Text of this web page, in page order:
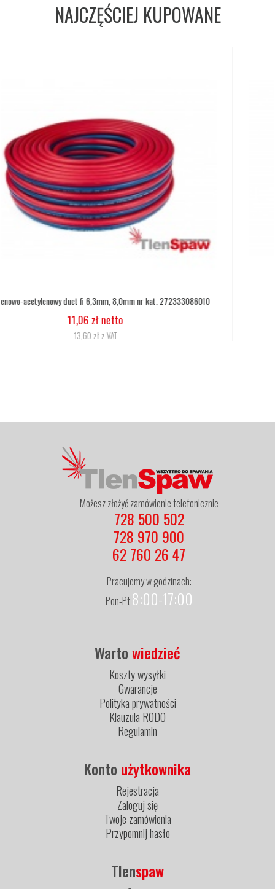
NAJCZĘŚCIEJ KUPOWANE
Wąż tlenowy fi 6,3
5,07 zł netto
6,24 zł z VAT
Możesz złożyć zamówienie telefonicznie
728 500 502
728 970 900
62 760 26 47
Pracujemy w godzinach:
Pon-Pt8:00-17:00
Wartowiedzieć
Koszty wysyłki
Gwarancje
Polityka prywatności
Klauzula RODO
Regulamin
Konto użytkownika
Rejestracja
Zaloguj się
Twoje zamówienia
Przypomnij hasło
Tlenspaw